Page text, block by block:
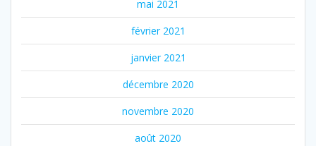
mai 2021
février 2021
janvier 2021
décembre 2020
novembre 2020
août 2020